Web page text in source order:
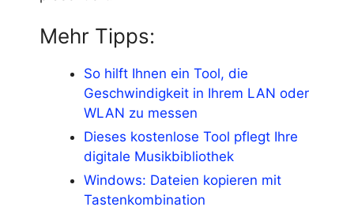
Mehr Tipps:
So hilft Ihnen ein Tool, die
Geschwindigkeit in Ihrem LAN oder
WLAN zu messen
Dieses kostenlose Tool pflegt Ihre
digitale Musikbibliothek
Windows: Dateien kopieren mit
Tastenkombination